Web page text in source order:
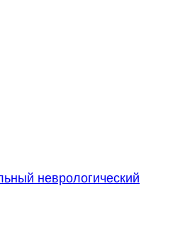
неврологический